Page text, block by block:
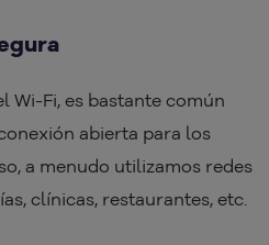
Wi-Fi, es bastante común
abierta para los
a menudo utilizamos redes
clínicas, restaurantes, etc.